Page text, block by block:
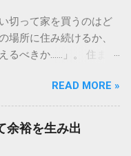
増やすこと」だけでは
ント（結婚、住宅購
確保し、人生の選択肢
産を管理していると、
が低下してしまう可能
、いつまでに、いくら
めましょう。具体的な
切って家を買うのはど
場所に住み続けるか、
るべきか……」。 住まい
するからこそ、慎重に
囲の意見や世間の常識
て最適な選択を見失っ
、損得勘定だけで決め
READ MORE »
余裕を生み出